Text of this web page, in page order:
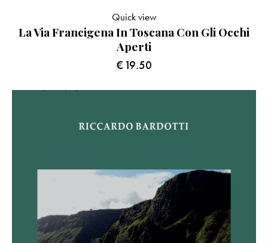
La Via Francigena In Toscana Con Gli Occhi
Aperti
€19.50
Quick view